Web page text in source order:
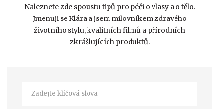
Naleznete zde spoustu tipů pro péči o vlasy a o tělo.
Jmenuji se Klára a jsem milovníkem zdravého
životního stylu, kvalitních filmů a přírodních
zkrášlujících produktů.